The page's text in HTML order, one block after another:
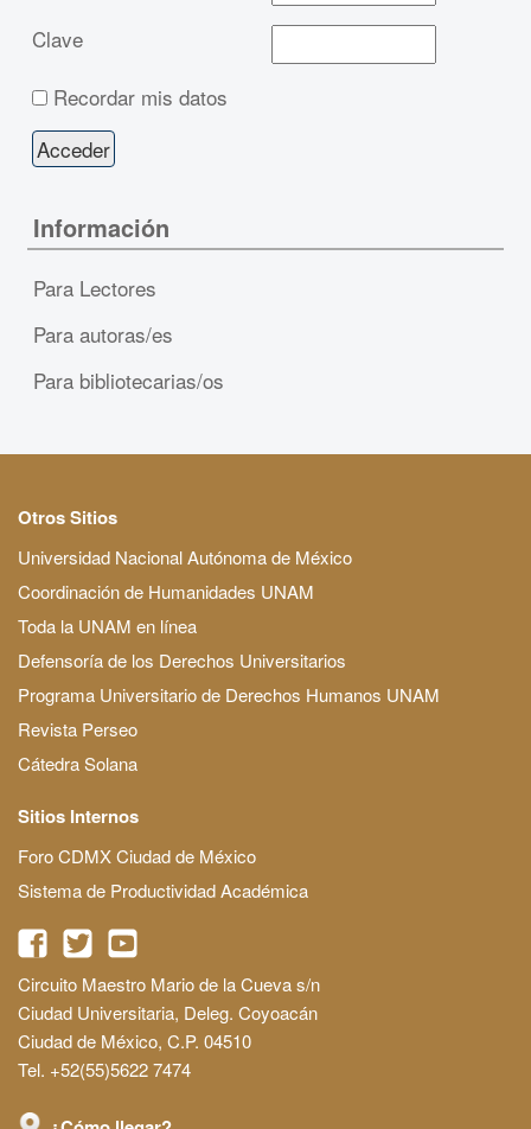
Clave
Recordar mis datos
Información
Para Lectores
Para autoras/es
Para bibliotecarias/os
Otros Sitios
Universidad Nacional Autónoma de México
Coordinación de Humanidades UNAM
Toda la UNAM en línea
Defensoría de los Derechos Universitarios
Programa Universitario de Derechos Humanos UNAM
Revista Perseo
Cátedra Solana
Sitios Internos
Foro CDMX Ciudad de México
Sistema de Productividad Académica
Circuito Maestro Mario de la Cueva s/n
Ciudad Universitaria, Deleg. Coyoacán
Ciudad de México, C.P. 04510
Tel. +52(55)5622 7474